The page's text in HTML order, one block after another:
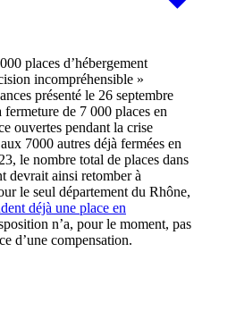
présenté le 26 septembre
de 7 000 places en
ouvertes pendant la crise
7000 autres déjà fermées en
le nombre total de places dans
devrait ainsi retomber à
le seul département du Rhône,
déjà une place en
n’a, pour le moment, pas
d’une compensation.